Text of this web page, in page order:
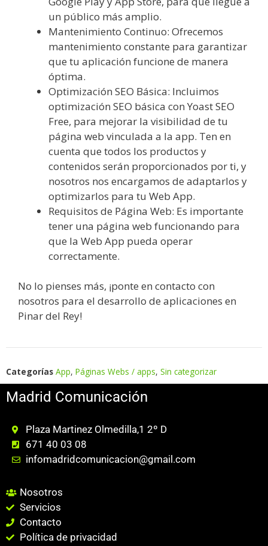
un público más amplio.
Mantenimiento Continuo: Ofrecemos
mantenimiento constante para garantizar
que tu aplicación funcione de manera
óptima.
Optimización SEO Básica: Incluimos
optimización SEO básica con Yoast SEO
Free, para mejorar la visibilidad de tu
página web vinculada a la app. Ten en
cuenta que todos los productos y
contenidos serán proporcionados por ti, y
nosotros nos encargamos de adaptarlos y
optimizarlos para tu Web App.
Requisitos de Página Web: Es importante
tener una página web funcionando para
que la Web App pueda operar
correctamente.
No lo pienses más, ¡ponte en contacto con
nosotros para el desarrollo de aplicaciones en
Pinar del Rey!
Categorías App, Páginas Webs / apps, Sin categorizar
Madrid Comunicación
Plaza Martinez Olmedilla,1 2º D
671 40 03 08
infomadridcomunicacion@gmail.com
Nosotros
Servicios
Contacto
Política de privacidad